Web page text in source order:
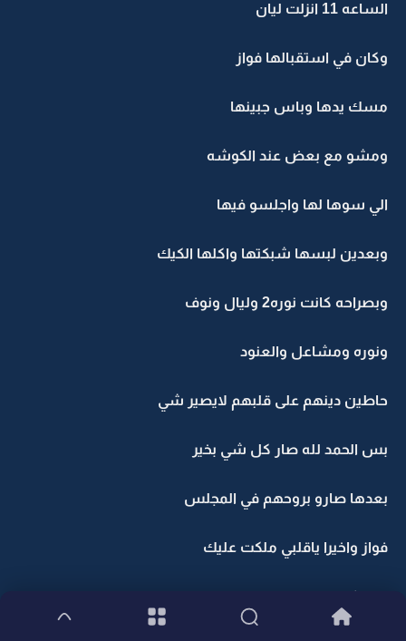
الساعه 11 انزلت ليان
وكان في استقبالها فواز
مسك يدها وباس جبينها
ومشو مع بعض عند الكوشه
الي سوها لها واجلسو فيها
وبعدين لبسها شبكتها واكلها الكيك
وبصراحه كانت نوره2 وليال ونوف
ونوره ومشاعل والعنود
حاطين دينهم على قلبهم لايصير شي
بس الحمد لله صار كل شي بخير
بعدها صارو بروحهم في المجلس
فواز واخيرا ياقلبي ملكت عليك
ليان كانت مخنوقه